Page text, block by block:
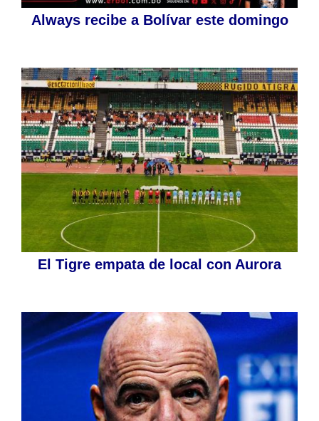
Always recibe a Bolívar este domingo
El Tigre empata de local con Aurora